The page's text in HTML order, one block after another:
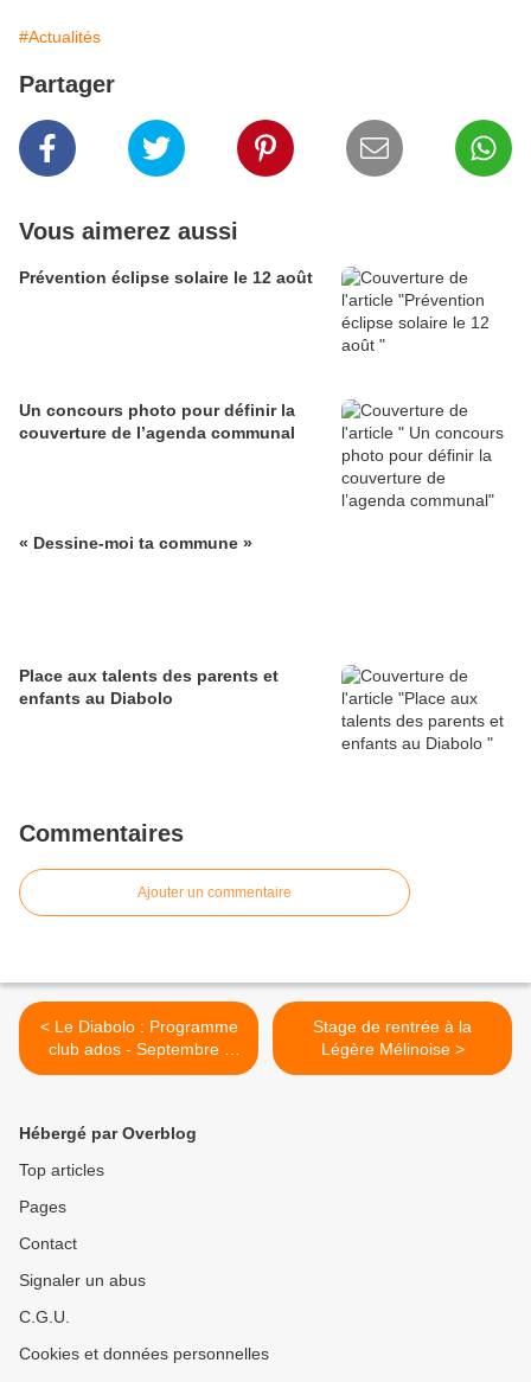
#Actualités
Partager
Vous aimerez aussi
Prévention éclipse solaire le 12 août
Un concours photo pour définir la
couverture de l’agenda communal
« Dessine-moi ta commune »
Place aux talents des parents et
enfants au Diabolo
Commentaires
Ajouter un commentaire
< Le Diabolo : Programme
club ados - Septembre /
Octobre 2024
Stage de rentrée à la
Légère Mélinoise >
Hébergé par Overblog
Top articles
Pages
Contact
Signaler un abus
C.G.U.
Cookies et données personnelles